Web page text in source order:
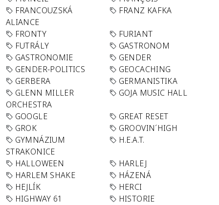
FRANCOUZSKÁ
ALIANCE
FRANZ KAFKA
FRONTY
FURIANT
FUTRÁLY
GASTRONOM
GASTRONOMIE
GENDER
GENDER-POLITICS
GEOCACHING
GERBERA
GERMANISTIKA
GLENN MILLER
ORCHESTRA
GOJA MUSIC HALL
GOOGLE
GREAT RESET
GROK
GROOVIN´HIGH
GYMNÁZIUM
STRAKONICE
H.E.A.T.
HALLOWEEN
HARLEJ
HARLEM SHAKE
HÁZENÁ
HEJLÍK
HERCI
HIGHWAY 61
HISTORIE